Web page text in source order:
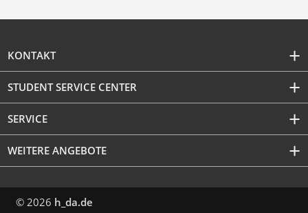
KONTAKT
STUDENT SERVICE CENTER
SERVICE
WEITERE ANGEBOTE
© 2026 h_da.de